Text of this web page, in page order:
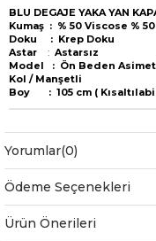
BLU DEGAJE YAKA YAN
Kumaş : % 50 Viscose %
Doku : Krep Doku
Astar : Astarsız
Model : Ön Beden
Kol / Manşetli
Boy : 105 cm (
Yorumlar(0)
Ödeme Seçenekleri
Ürün Önerileri